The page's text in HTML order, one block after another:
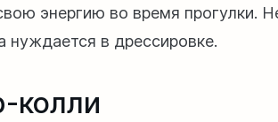
энергию во время прогулки.
нуждается в дрессировке.
колли